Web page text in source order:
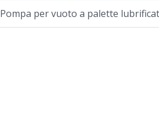
Pompa per vuoto a palette